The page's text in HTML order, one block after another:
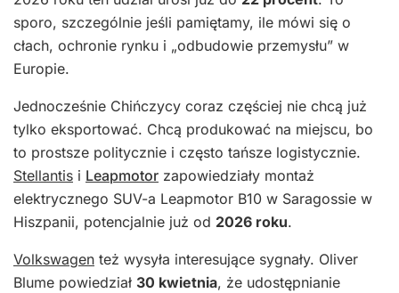
sporo, szczególnie jeśli pamiętamy, ile mówi się o
cłach, ochronie rynku i „odbudowie przemysłu” w
Europie.
Jednocześnie Chińczycy coraz częściej nie chcą już
tylko eksportować. Chcą produkować na miejscu, bo
to prostsze politycznie i często tańsze logistycznie.
Stellantis i Leapmotor zapowiedziały montaż
elektrycznego SUV-a Leapmotor B10 w Saragossie w
Hiszpanii, potencjalnie już od 2026 roku.
Volkswagen też wysyła interesujące sygnały. Oliver
Blume powiedział 30 kwietnia, że udostępnianie